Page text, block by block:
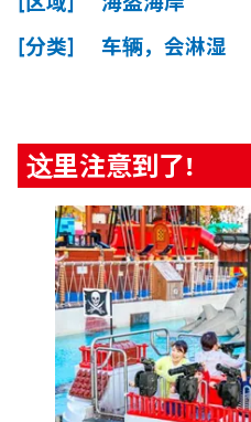
[分类] 车辆，会淋湿
这里注意到了!